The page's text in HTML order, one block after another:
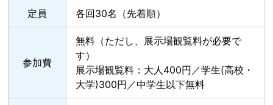
定員 各回30名（先着順）
参加費
無料（ただし、展示場観覧料が必要で
す）
展示場観覧料：大人400円／学生(高校・
大学)300円／中学生以下無料